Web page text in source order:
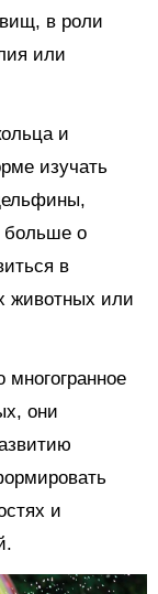
в роли
или
и
изучать
больше о
в
животных или
они
и